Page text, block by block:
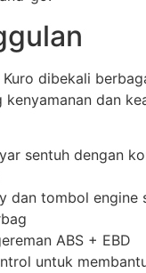
Kuro dibekali
kenyamanan dan
sentuh dengan
dan tombol
ABS + EBD
untuk